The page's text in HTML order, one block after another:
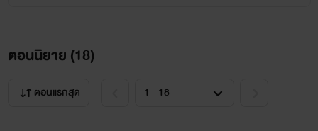
ตอนนิยาย (18)
ตอนแรกสุด